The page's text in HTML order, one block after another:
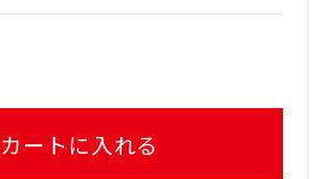
カートに入れる